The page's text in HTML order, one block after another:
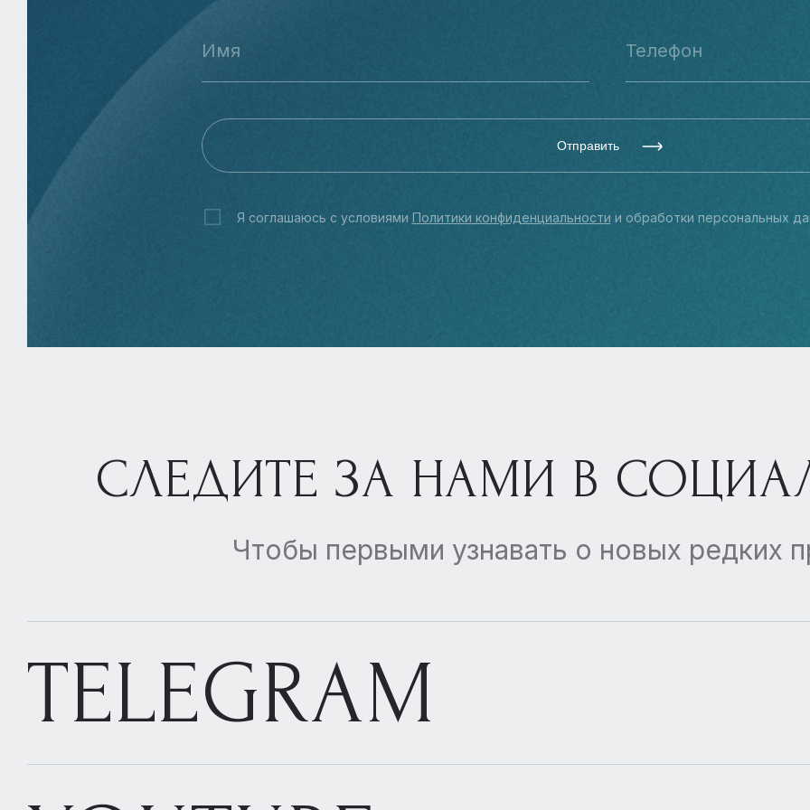
Отправить
Я соглашаюсь с условиями Политики конфиденциальности и обработки персональных
СЛЕДИТЕ ЗА НАМИ В
Чтобы первыми узнавать о новых редких
TELEGRAM